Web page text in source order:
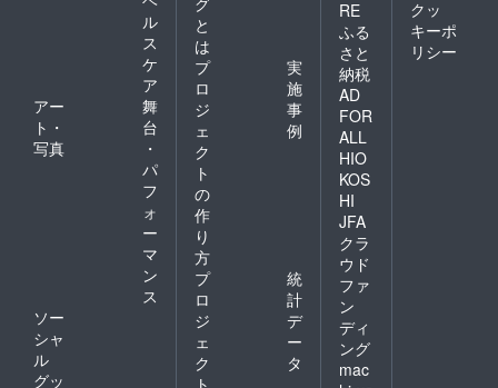
ル
ス
ケ
ア
アー
ト・
写真
舞
台
・
パ
フ
ォ
ー
マ
ン
ス
ソー
シャ
ル
グッ
と
は
プ
ロ
ジ
ェ
ク
ト
の
作
り
方
実
施
事
例
プ
ロ
ジ
ェ
ク
ト
統
計
デ
ー
タ
RE
ふる
さと
納税
AD
FOR
ALL
HIO
KOS
HI
JFA
クラ
ウド
ファ
ン
ディ
ング
mac
クッ
キーポ
リシー